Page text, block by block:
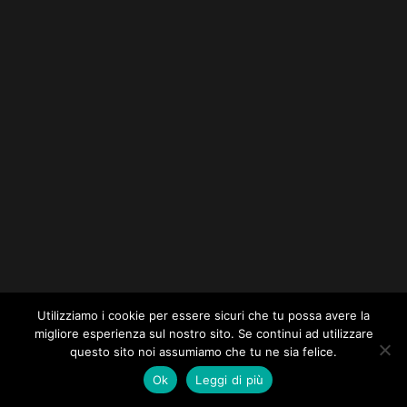
Utilizziamo i cookie per essere sicuri che tu possa avere la
migliore esperienza sul nostro sito. Se continui ad utilizzare
questo sito noi assumiamo che tu ne sia felice.
Ok
Leggi di più